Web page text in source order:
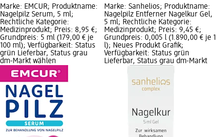
Marke: EMCUR; Produktname:
Nagelpilz Serum, 5 ml;
Rechtliche Kategorie:
Medizinprodukt; Preis: 8,95 €;
Grundpreis: 5 ml (179,00 € je
100 ml); Verfügbarkeit: Status
grün Lieferbar, Status grau
dm-Markt wählen
Marke: Sanhelios; Produktname:
Nagelpilz Entferner Nagelkur Gel,
5 ml; Rechtliche Kategorie:
Medizinprodukt; Preis: 9,45 €;
Grundpreis: 0,005 l (1.890,00 € je 1
l); Neues Produkt Grafik;
Verfügbarkeit: Status grün
Lieferbar, Status grau dm-Markt